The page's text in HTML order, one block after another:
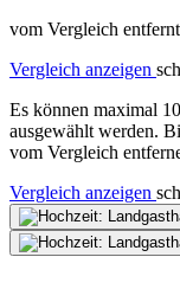
vom Vergleich entfernt
Vergleich anzeigen
Es können maximal
ausgewählt werden.
vom Vergleich
Vergleich anzeigen